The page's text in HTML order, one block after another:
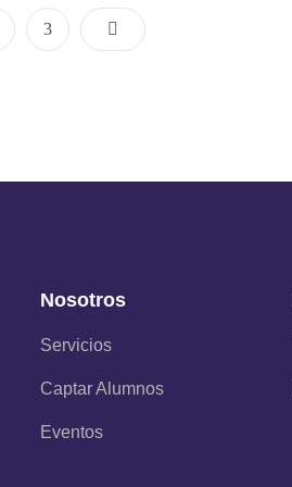
3
Nosotros
Servicios
Captar Alumnos
Eventos